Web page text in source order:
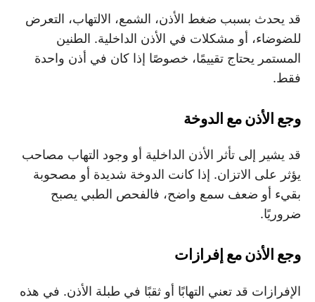
قد يحدث بسبب ضغط الأذن، الشمع، الالتهاب، التعرض
للضوضاء، أو مشكلات في الأذن الداخلية. الطنين
المستمر يحتاج تقييمًا، خصوصًا إذا كان في أذن واحدة
فقط.
وجع الأذن مع الدوخة
قد يشير إلى تأثر الأذن الداخلية أو وجود التهاب مصاحب
يؤثر على الاتزان. إذا كانت الدوخة شديدة أو مصحوبة
بقيء أو ضعف سمع واضح، فالفحص الطبي يصبح
ضروريًا.
وجع الأذن مع إفرازات
الإفرازات قد تعني التهابًا أو ثقبًا في طبلة الأذن. في هذه